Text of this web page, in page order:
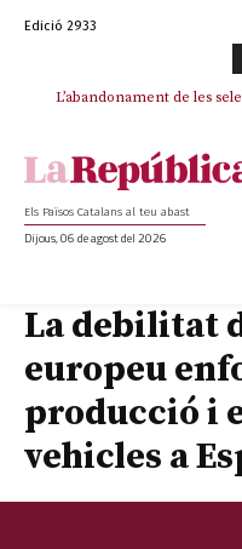
Edició 2933
L’abandonament de les
TV3 perd el lideratge
Els Països Catalans al teu abast
Dijous, 06 de agost del 2026
La debilitat
europeu
producció i
vehicles a